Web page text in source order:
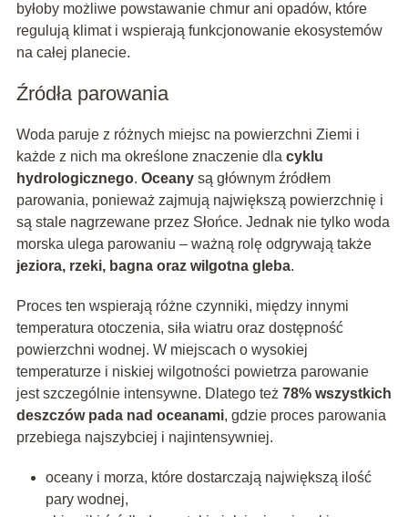
byłoby możliwe powstawanie chmur ani opadów, które
regulują klimat i wspierają funkcjonowanie ekosystemów
na całej planecie.
Źródła parowania
Woda paruje z różnych miejsc na powierzchni Ziemi i
każde z nich ma określone znaczenie dla cyklu
hydrologicznego. Oceanysą głównym źródłem
parowania, ponieważ zajmują największą powierzchnię i
są stale nagrzewane przez Słońce. Jednak nie tylko woda
morska ulega parowaniu – ważną rolę odgrywają także
jeziora, rzeki, bagna oraz wilgotna gleba.
Proces ten wspierają różne czynniki, między innymi
temperatura otoczenia, siła wiatru oraz dostępność
powierzchni wodnej. W miejscach o wysokiej
temperaturze i niskiej wilgotności powietrza parowanie
jest szczególnie intensywne. Dlatego też 78% wszystkich
deszczów pada nad oceanami, gdzie proces parowania
przebiega najszybciej i najintensywniej.
oceany i morza, które dostarczają największą ilość
pary wodnej,